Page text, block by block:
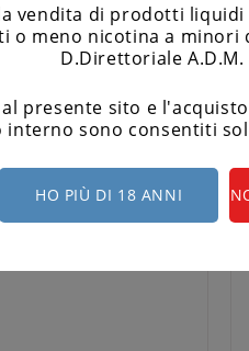
vendita di prodotti liquidi
o meno nicotina a minori
D.Direttoriale A.D.M.
al presente sito e
interno sono consentiti
HO PIÙ DI 18 ANNI